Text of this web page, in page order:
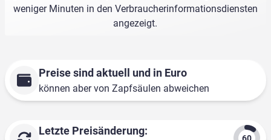
weniger Minuten in den Verbraucherinformationsdiensten
angezeigt.
Preise sind aktuell und in Euro
können aber von Zapfsäulen abweichen
Letzte Preisänderung: